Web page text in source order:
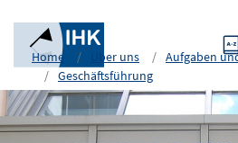
Home Über uns
Aufgaben
Geschäftsführung